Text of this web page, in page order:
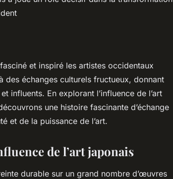
et inspiré les artistes occidentaux
des échanges culturels fructueux, donnant
influents. En explorant l’influence de l’art
une histoire fascinante d’échange
et de la puissance de l’art.
de l’art japonais
durable sur un grand nombre d’œuvres